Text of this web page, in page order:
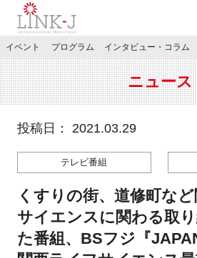
JP／EN
特別会員専用メニュー
施設ご予約
イベント プログラム インタビュー・コラム
ニュース
投稿日： 2021.03.29
テレビ番組
くすりの街、道修町な
サイエンスに関わる取
た番組、BSフジ『